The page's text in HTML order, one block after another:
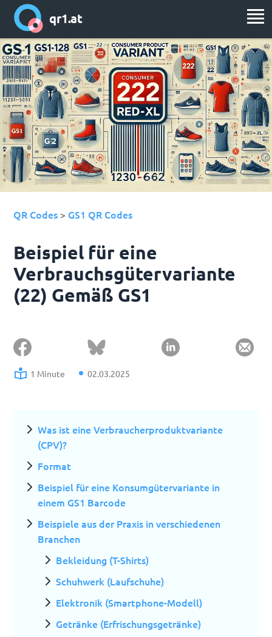
qr1.at
QR Codes > GS1 QR Codes
Beispiel für eine
Verbrauchsgütervariante
(22) Gemäß GS1
1 Minute 02.03.2025
Was ist eine Verbraucherproduktvariante
(CPV)?
Format
Beispiel für eine Konsumgütervariante in
einem GS1 Barcode
Beispiele aus der Praxis in verschiedenen
Branchen
Bekleidung (T-Shirts)
Schuhwerk (Laufschuhe)
Elektronik (Smartphone-Modell)
Getränke (Erfrischungsgetränke)